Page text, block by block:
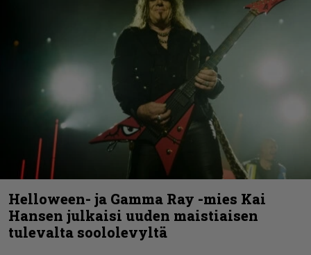
Helloween- ja Gamma Ray -mies Kai
Hansen julkaisi uuden maistiaisen
tulevalta soololevyltä